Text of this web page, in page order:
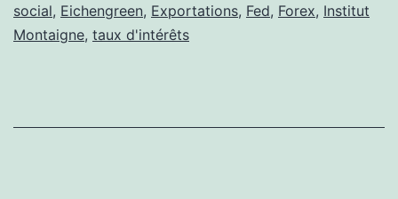
7/09
social, Eichengreen, Exportations, Fed, Forex, Institut
Montaigne, taux d'intérêts